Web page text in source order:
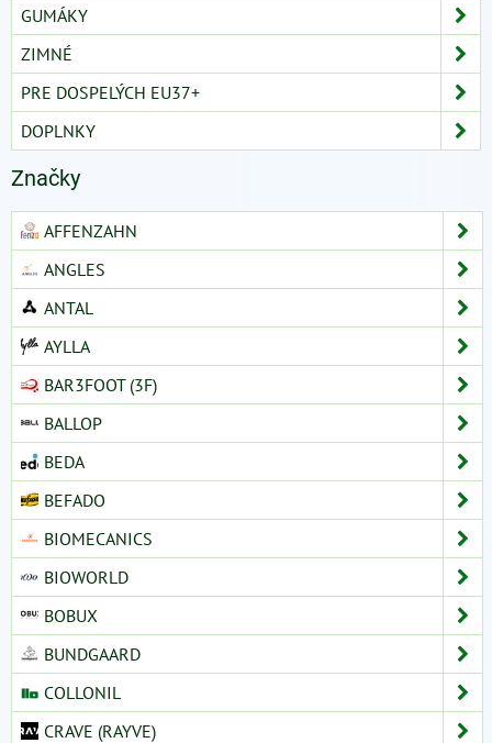
GUMÁKY
ZIMNÉ
PRE DOSPELÝCH EU37+
DOPLNKY
Značky
AFFENZAHN
ANGLES
ANTAL
AYLLA
BAR3FOOT (3F)
BALLOP
BEDA
BEFADO
BIOMECANICS
BIOWORLD
BOBUX
BUNDGAARD
COLLONIL
CRAVE (RAYVE)